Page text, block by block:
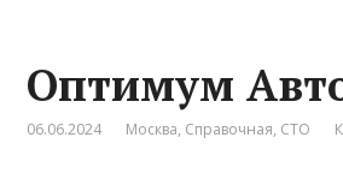
Оптимум
06.06.2024 Москва, Справочная, СТО